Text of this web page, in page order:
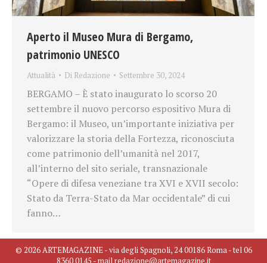
Aperto il Museo Mura di Bergamo,
patrimonio UNESCO
Attualità Di Redazione Settembre 30, 2024
BERGAMO – È stato inaugurato lo scorso 20
settembre il nuovo percorso espositivo Mura di
Bergamo: il Museo, un’importante iniziativa per
valorizzare la storia della Fortezza, riconosciuta
come patrimonio dell’umanità nel 2017,
all’interno del sito seriale, transnazionale
“Opere di difesa veneziane tra XVI e XVII secolo:
Stato da Terra-Stato da Mar occidentale” di cui
fanno…
© 2026 ARTEMAGAZINE - via degli Spagnoli, 24 00186 Roma - tel 06
8360 0145 - mail redazione@artemagazine.it